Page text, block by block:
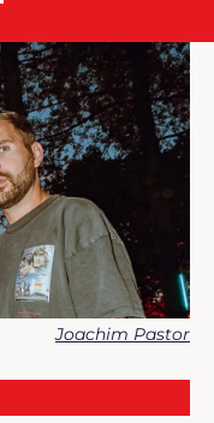
Joachim Pastor